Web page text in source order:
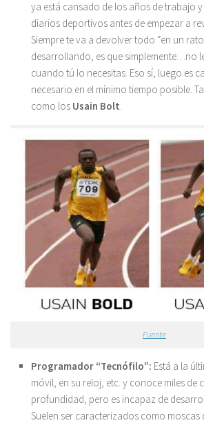
ya está cansado de los años de trabajo
diarios deportivos antes de empezar a
Siempre te va a devolver todo “en un
desarrollando, es que simplemente…no
cuando tú lo necesitas. Eso sí, luego es
necesario en el mínimo tiempo posible.
como los Usain Bolt
Fuente
Programador “Tecnófilo”: Está a la
móvil, en su reloj, etc. y conoce miles de
profundidad, pero es incapaz de
Suelen ser caracterizados como